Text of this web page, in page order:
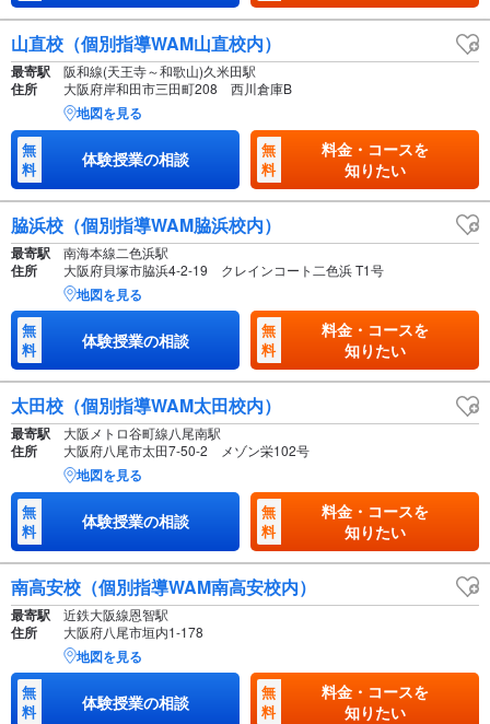
山直校（個別指導WAM山直校内）
最寄駅 阪和線(天王寺～和歌山)久米田駅
住所 大阪府岸和田市三田町208 西川倉庫B
地図を見る
無
料
体験授業の相談
無
料
料金・コースを
知りたい
脇浜校（個別指導WAM脇浜校内）
最寄駅 南海本線二色浜駅
住所 大阪府貝塚市脇浜4-2-19 クレインコート二色浜 T1号
地図を見る
無
料
体験授業の相談
無
料
料金・コースを
知りたい
太田校（個別指導WAM太田校内）
最寄駅 大阪メトロ谷町線八尾南駅
住所 大阪府八尾市太田7-50-2 メゾン栄102号
地図を見る
無
料
体験授業の相談
無
料
料金・コースを
知りたい
南高安校（個別指導WAM南高安校内）
最寄駅 近鉄大阪線恩智駅
住所 大阪府八尾市垣内1-178
地図を見る
無
料
体験授業の相談
無
料
料金・コースを
知りたい